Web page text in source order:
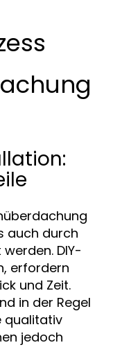
auch durch
DIY-
erfordern
und Zeit.
in der Regel
qualitativ
jedoch